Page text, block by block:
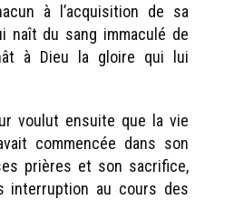
à l’acquisition de sa
naît du sang immaculé de
à Dieu la gloire qui lui
voulut ensuite que la vie
commencée dans son
prières et son sacrifice,
interruption au cours des